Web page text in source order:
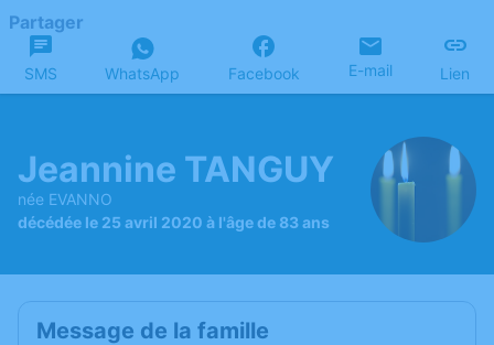
Partager
SMS WhatsApp Facebook E-mail Lien
Jeannine TANGUY
née EVANNO
décédée le 25 avril 2020 à l'âge de 83 ans
Message de la famille